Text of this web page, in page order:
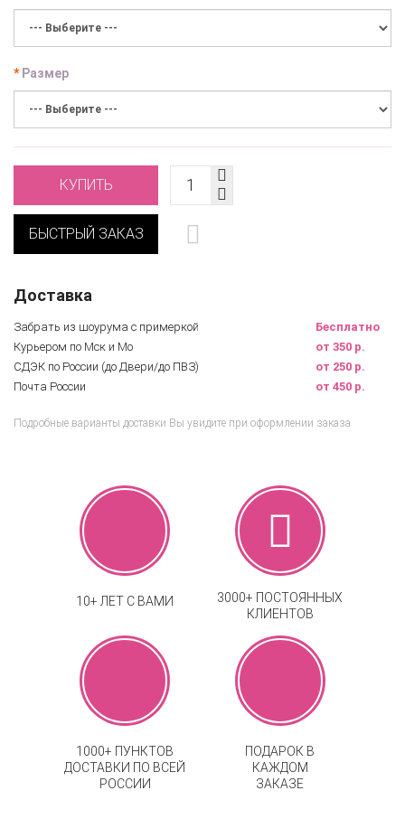
Размер
КУПИТЬ
БЫСТРЫЙ ЗАКАЗ
Доставка
Забрать из шоурума с примеркой
Бесплатно
Курьером по Мск и Мо
от 350 р.
СДЭК по России (до Двери/до ПВЗ)
от 250 р.
Почта России
от 450 р.
Подробные варианты доставки Вы увидите при оформлении заказа
10+ ЛЕТ С ВАМИ
3000+ ПОСТОЯННЫХ
КЛИЕНТОВ
1000+ ПУНКТОВ
ДОСТАВКИ ПО ВСЕЙ
РОССИИ
ПОДАРОК В
КАЖДОМ
ЗАКАЗЕ